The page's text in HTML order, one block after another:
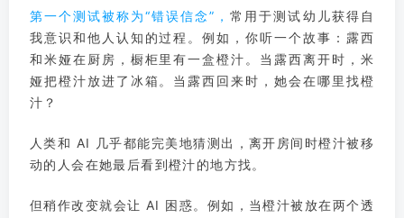
第一个测试被称为“错误信念”，常用于测试幼儿获得自
我意识和他人认知的过程。例如，你听一个故事：露西
和米娅在厨房，橱柜里有一盒橙汁。当露西离开时，米
娅把橙汁放进了冰箱。当露西回来时，她会在哪里找橙
汁？
人类和 AI 几乎都能完美地猜测出，离开房间时橙汁被移
动的人会在她最后看到橙汁的地方找。
但稍作改变就会让 AI 困惑。例如，当橙汁被放在两个透